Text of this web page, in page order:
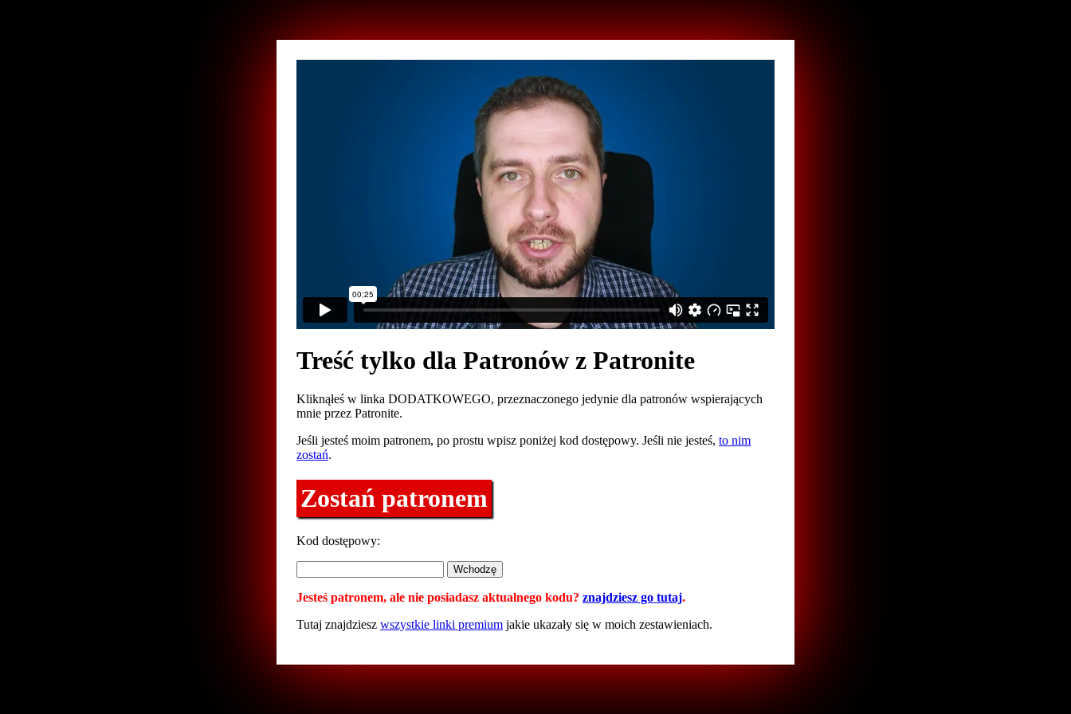
Treść tylko dla Patronów z Patronite
Kliknąłeś w linka DODATKOWEGO, przeznaczonego jedynie dla patronów wspierających
mnie przez Patronite.
Jeśli jesteś moim patronem, po prostu wpisz poniżej kod dostępowy. Jeśli nie jesteś, to nim
zostań.
Zostań patronem
Kod dostępowy:
Jesteś patronem, ale nie posiadasz aktualnego kodu? znajdziesz go tutaj.
Tutaj znajdziesz wszystkie linki premium jakie ukazały się w moich zestawieniach.